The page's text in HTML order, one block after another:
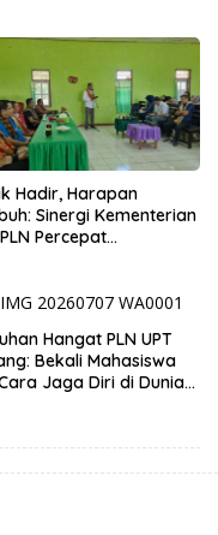
Hadir, Harapan
Sinergi Kementerian
Percepat
Hangat PLN UPT
Bekali Mahasiswa
Jaga Diri di Dunia